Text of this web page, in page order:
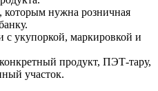
которым нужна розничная
с укупоркой, маркировкой и
продукт, ПЭТ-тару,
участок.